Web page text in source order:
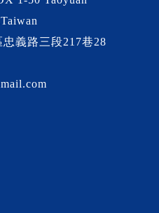
義路三段217巷28